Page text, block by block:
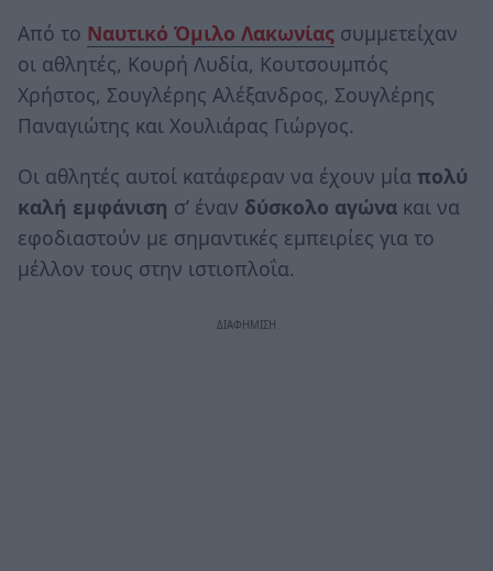
Από το Ναυτικό Όμιλο Λακωνίας συμμετείχαν
οι αθλητές, Κουρή Λυδία, Κουτσουμπός
Χρήστος, Σουγλέρης Αλέξανδρος, Σουγλέρης
Παναγιώτης και Χουλιάρας Γιώργος.
Οι αθλητές αυτοί κατάφεραν να έχουν μία πολύ
καλή εμφάνιση σ’ έναν δύσκολο αγώνα και να
εφοδιαστούν με σημαντικές εμπειρίες για το
μέλλον τους στην ιστιοπλοΐα.